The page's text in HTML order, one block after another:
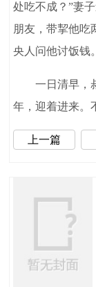
处吃不成？”妻
朋友，带挈他吃
央人问他讨饭钱
一日清早，叔
年，迎着进来。
上一篇